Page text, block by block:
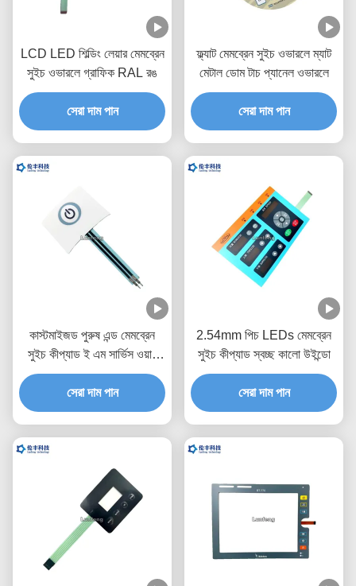
LCD LED শিল্ডিং লেয়ার মেমব্রেন
সুইচ ওভারলে গ্রাফিক RAL রঙ
সেরা দাম পান
ফ্ল্যাট মেমব্রেন সুইচ ওভারলে ম্যাট
মেটাল ডোম টাচ প্যানেল ওভারলে
সেরা দাম পান
কাস্টমাইজড পুরুষ এন্ড মেমব্রেন
সুইচ কীপ্যাড ই এম সার্ভিস ওয়ান
বোতাম
সেরা দাম পান
2.54mm পিচ LEDs মেমব্রেন
সুইচ কীপ্যাড স্বচ্ছ কালো উইন্ডো
সেরা দাম পান